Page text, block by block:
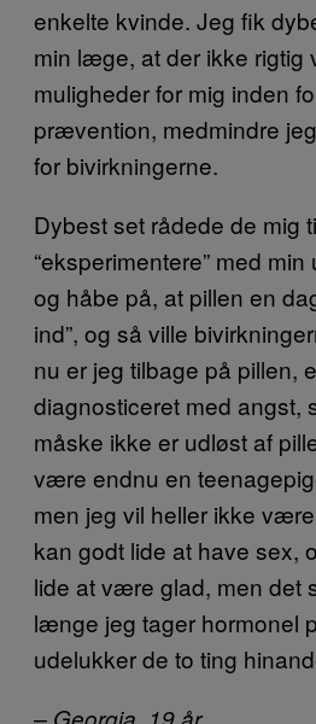
enkelte kvinde. Jeg fik
min læge, at der ikke rigtig
muligheder for mig inden
prævention, medmindre
for bivirkningerne.
Dybest set rådede de mig
“eksperimentere” med
og håbe på, at pillen en
ind”, og så ville
nu er jeg tilbage på pillen,
diagnosticeret med angst,
måske ikke er udløst af
være endnu en
men jeg vil heller ikke
kan godt lide at have sex,
lide at være glad, men det
længe jeg tager hormonel
udelukker de to ting